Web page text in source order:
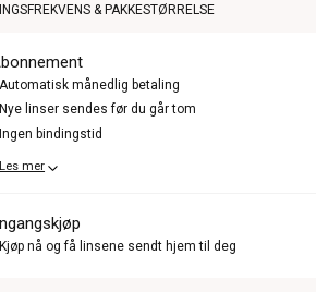
& PAKKESTØRRELSE
Automatisk månedlig betaling
Nye linser sendes før du går tom
Ingen bindingstid
Les mer
Kjøp nå og få linsene sendt hjem til deg